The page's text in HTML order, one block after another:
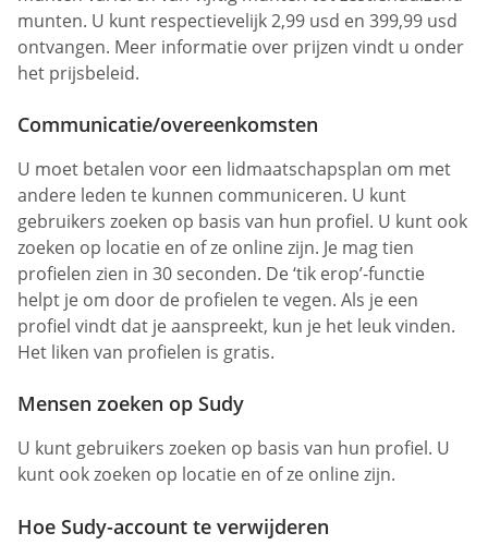
munten. U kunt respectievelijk 2,99 usd en 399,99 usd
ontvangen. Meer informatie over prijzen vindt u onder
het prijsbeleid.
Communicatie/overeenkomsten
U moet betalen voor een lidmaatschapsplan om met
andere leden te kunnen communiceren. U kunt
gebruikers zoeken op basis van hun profiel. U kunt ook
zoeken op locatie en of ze online zijn. Je mag tien
profielen zien in 30 seconden. De ‘tik erop’-functie
helpt je om door de profielen te vegen. Als je een
profiel vindt dat je aanspreekt, kun je het leuk vinden.
Het liken van profielen is gratis.
Mensen zoeken op Sudy
U kunt gebruikers zoeken op basis van hun profiel. U
kunt ook zoeken op locatie en of ze online zijn.
Hoe Sudy-account te verwijderen